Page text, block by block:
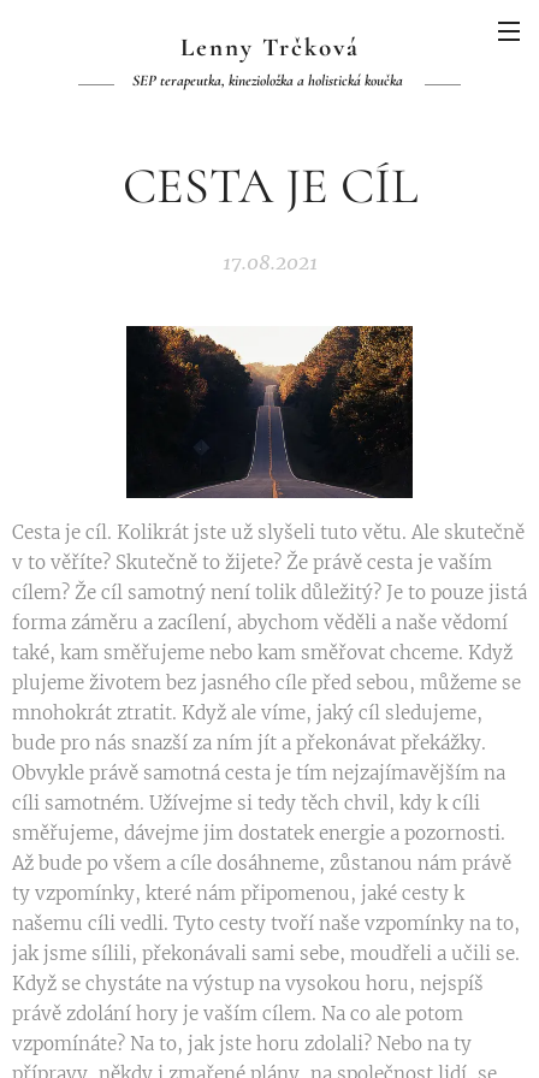
Lenny Trčková
SEP terapeutka, kinezioložka a holistická koučka
CESTA JE CÍL
17.08.2021
Cesta je cíl. Kolikrát jste už slyšeli tuto větu. Ale skutečně
v to věříte? Skutečně to žijete? Že právě cesta je vaším
cílem? Že cíl samotný není tolik důležitý? Je to pouze jistá
forma záměru a zacílení, abychom věděli a naše vědomí
také, kam směřujeme nebo kam směřovat chceme. Když
plujeme životem bez jasného cíle před sebou, můžeme se
mnohokrát ztratit. Když ale víme, jaký cíl sledujeme,
bude pro nás snazší za ním jít a překonávat překážky.
Obvykle právě samotná cesta je tím nejzajímavějším na
cíli samotném. Užívejme si tedy těch chvil, kdy k cíli
směřujeme, dávejme jim dostatek energie a pozornosti.
Až bude po všem a cíle dosáhneme, zůstanou nám právě
ty vzpomínky, které nám připomenou, jaké cesty k
našemu cíli vedli. Tyto cesty tvoří naše vzpomínky na to,
jak jsme sílili, překonávali sami sebe, moudřeli a učili se.
Když se chystáte na výstup na vysokou horu, nejspíš
právě zdolání hory je vaším cílem. Na co ale potom
vzpomínáte? Na to, jak jste horu zdolali? Nebo na ty